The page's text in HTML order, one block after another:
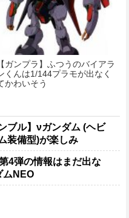
【ガンプラ】ふつうのバイアラ
くんは1/144プラモが出なく
かわいそう
ブル】νガンダム (ヘビ
装備型)が楽しみ
4弾の情報はまだ出な
ムNEO